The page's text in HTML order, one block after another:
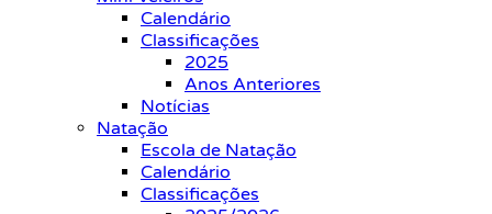
Calendário
Classificações
2025
Anos Anteriores
Notícias
Natação
Escola de Natação
Calendário
Classificações